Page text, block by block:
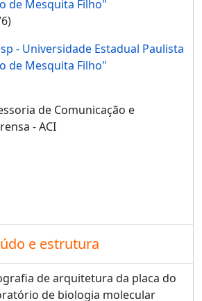
de Mesquita Filho"
- Universidade Estadual Paulista
de Mesquita Filho"
de Comunicação e
- ACI
e estrutura
de arquitetura da placa do
de biologia molecular